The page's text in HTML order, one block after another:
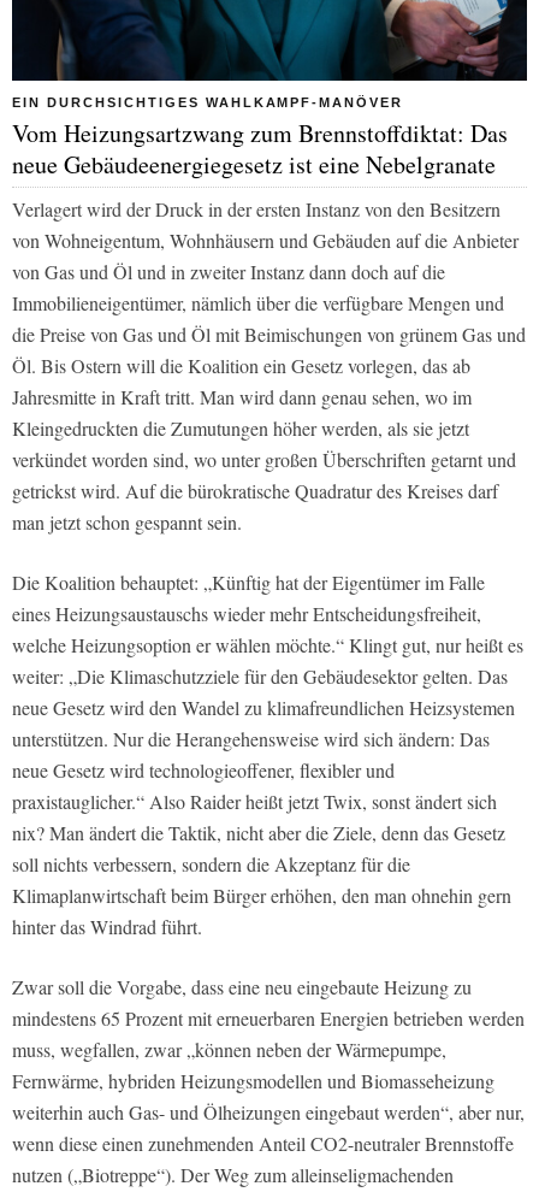
EIN DURCHSICHTIGES WAHLKAMPF-MANÖVER
Vom Heizungsartzwang zum Brennstoffdiktat: Das
neue Gebäudeenergiegesetz ist eine Nebelgranate
Verlagert wird der Druck in der ersten Instanz von den Besitzern
von Wohneigentum, Wohnhäusern und Gebäuden auf die Anbieter
von Gas und Öl und in zweiter Instanz dann doch auf die
Immobilieneigentümer, nämlich über die verfügbare Mengen und
die Preise von Gas und Öl mit Beimischungen von grünem Gas und
Öl. Bis Ostern will die Koalition ein Gesetz vorlegen, das ab
Jahresmitte in Kraft tritt. Man wird dann genau sehen, wo im
Kleingedruckten die Zumutungen höher werden, als sie jetzt
verkündet worden sind, wo unter großen Überschriften getarnt und
getrickst wird. Auf die bürokratische Quadratur des Kreises darf
man jetzt schon gespannt sein.
Die Koalition behauptet: „Künftig hat der Eigentümer im Falle
eines Heizungsaustauschs wieder mehr Entscheidungsfreiheit,
welche Heizungsoption er wählen möchte.“ Klingt gut, nur heißt es
weiter: „Die Klimaschutzziele für den Gebäudesektor gelten. Das
neue Gesetz wird den Wandel zu klimafreundlichen Heizsystemen
unterstützen. Nur die Herangehensweise wird sich ändern: Das
neue Gesetz wird technologieoffener, flexibler und
praxistauglicher.“ Also Raider heißt jetzt Twix, sonst ändert sich
nix? Man ändert die Taktik, nicht aber die Ziele, denn das Gesetz
soll nichts verbessern, sondern die Akzeptanz für die
Klimaplanwirtschaft beim Bürger erhöhen, den man ohnehin gern
hinter das Windrad führt.
Zwar soll die Vorgabe, dass eine neu eingebaute Heizung zu
mindestens 65 Prozent mit erneuerbaren Energien betrieben werden
muss, wegfallen, zwar „können neben der Wärmepumpe,
Fernwärme, hybriden Heizungsmodellen und Biomasseheizung
weiterhin auch Gas- und Ölheizungen eingebaut werden“, aber nur,
wenn diese einen zunehmenden Anteil CO2-neutraler Brennstoffe
nutzen („Biotreppe“). Der Weg zum alleinseligmachenden